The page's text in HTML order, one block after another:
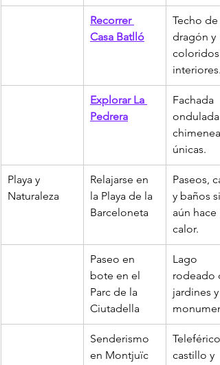
Recorrer
Casa Batlló
Techo de
dragón y
coloridos
interiores.
Explorar La
Pedrera
Fachada
ondulada
únicas.
Playa y
Naturaleza
Relajarse en
la Playa de la
Barceloneta
Paseos,
y baños si
aún hace
calor.
Paseo en
bote en el
Parc de la
Ciutadella
Lago
rodeado
jardines y
Senderismo
en Montjuïc
Teleférico,
castillo y